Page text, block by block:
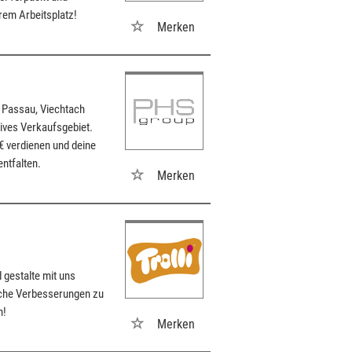
Arbeitsplatz!
Merken
Viechtach
Verkaufsgebiet.
verdienen und deine
Merken
gestalte mit uns
Verbesserungen zu
Merken